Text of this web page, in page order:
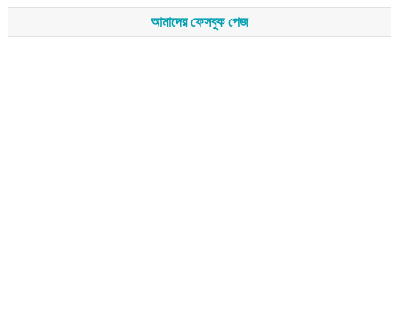
আমাদের ফেসবুক পেজ